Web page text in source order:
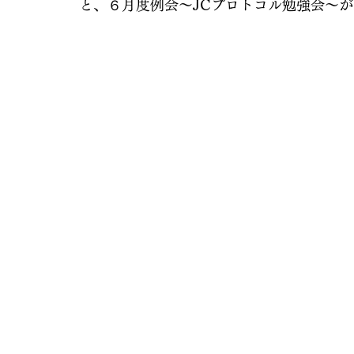
と、６月度例会〜JCプロトコル勉強会〜が